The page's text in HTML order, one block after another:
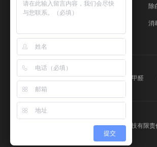
除
消
友情链接：儋州除甲醛 三亚除甲醛
Copyright © 2020 海南壹叶子环保科技有限
提交